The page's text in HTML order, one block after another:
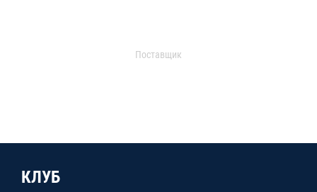
Поставщик
КЛУБ